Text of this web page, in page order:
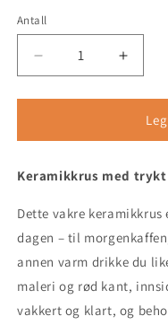
Antall
Antall
antallet
for
-
(3,25
med
rød
Øk
antallet
for
Moses
-
(3,25
med
rød
Keramikkrus med trykt
Dette vakre
dagen – til
annen varm drikke du
maleri og rød kant,
vakkert og klart, og